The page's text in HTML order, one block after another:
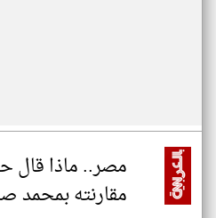
مصر.. ماذا
مقارنته بمحمد